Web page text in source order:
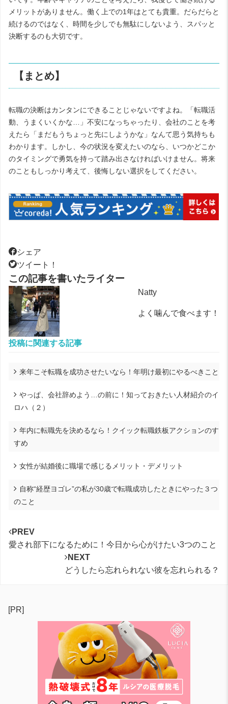
メリットがありません。働く上での1年はとても貴重。だらだらと
続けるのではなく、時間を少しでも無駄にしないよう、スパッと
決断するのも大切です。
【まとめ】
転職の決断はカンタンにできることじゃないですよね。「転職活
動、うまくいくかな…」不安になっちゃったり、会社のことを考
えたら「まだもうちょっと先にしようかな」なんて思う気持ちも
わかります。しかし、今の状況を変えたいのなら、いつかどこか
のタイミングで勇気を持って踏み出さなければいけません。将来
のこともしっかり考えて、後悔しない選択をしてください。
シェア
ツイート！
この記事を書いたライター
Natty
よく噛んで食べます！
投稿に関連する記事
来年こそ転職を成功させたいなら！年明け最初にやるべきこと
やっぱ、会社辞めよう…の前に！知っておきたい人材紹介のイ
ロハ（２）
年内に転職先を決めるなら！クイック転職鉄板アクションのす
すめ
女性が結婚後に職場で感じるメリット・デメリット
自称“経歴ヨゴレ”の私が30歳で転職成功したときにやった３つ
のこと
PREV
愛され部下になるために！今日から心がけたい3つのこと
NEXT
どうしたら忘れられない彼を忘れられる？
[PR]